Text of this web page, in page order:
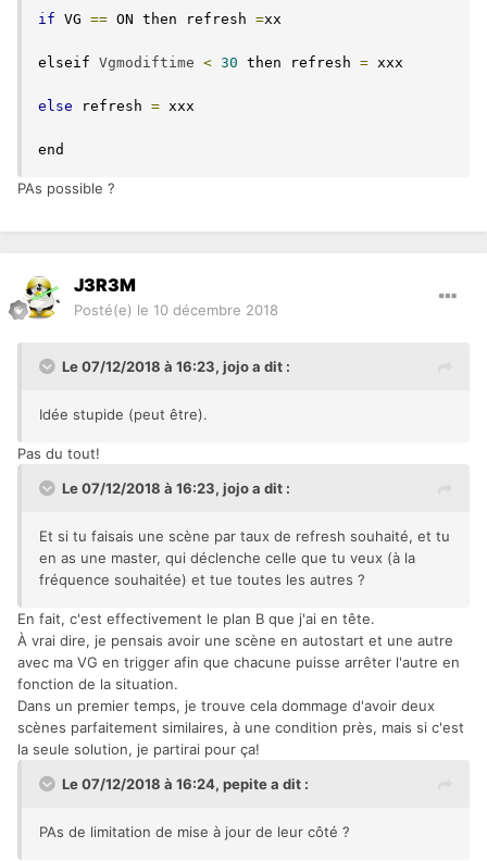
if VG == ON then refresh =xx
elseif Vgmodiftime < 30 then refresh = xxx
else refresh = xxx
PAs possible ?
J3R3M
Posté(e) le 10 décembre 2018
Le 07/12/2018 à 16:23, jojoa dit :
Idée stupide (peut être).
Pas du tout!
Le 07/12/2018 à 16:23, jojoa dit :
Et si tu faisais une scène par taux de refresh souhaité, et tu
en as une master, qui déclenche celle que tu veux (à la
fréquence souhaitée) et tue toutes les autres ?
En fait, c'est effectivement le plan B que j'ai en tête.
À vrai dire, je pensais avoir une scène en autostart et une autre
avec ma VG en trigger afin que chacune puisse arrêter l'autre en
fonction de la situation.
Dans un premier temps, je trouve cela dommage d'avoir deux
scènes parfaitement similaires, à une condition près, mais si c'est
la seule solution, je partirai pour ça!
Le 07/12/2018 à 16:24, pepitea dit :
PAs de limitation de mise à jour de leur côté ?